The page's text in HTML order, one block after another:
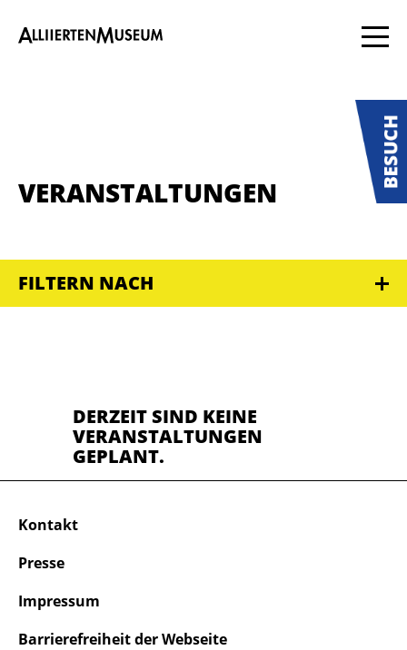
VERANSTALTUNGEN
FILTERN NACH
DERZEIT SIND KEINE
VERANSTALTUNGEN
GEPLANT.
Kontakt
Presse
Impressum
Barrierefreiheit der Webseite